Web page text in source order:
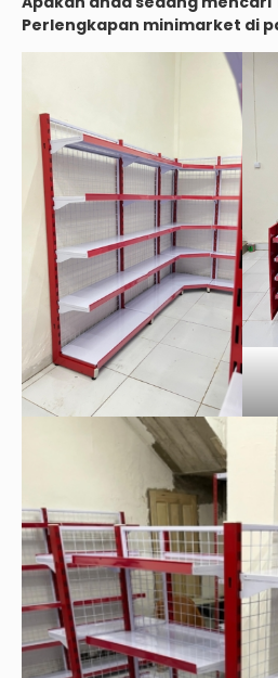
Perlengkapan minimarket di